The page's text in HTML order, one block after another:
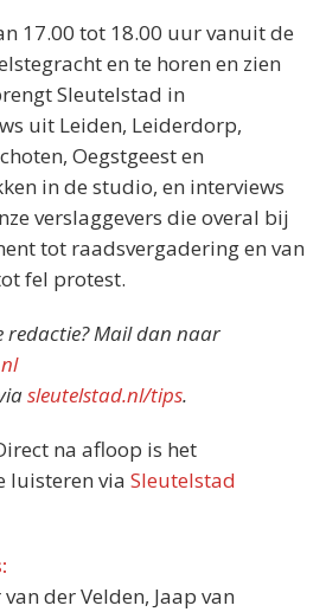
17.00 tot 18.00 uur vanuit de
en te horen en zien
Sleutelstad in
uit Leiden, Leiderdorp,
Oegstgeest en
in de studio, en interviews
verslaggevers die overal bij
tot raadsvergadering en van
fel protest.
redactie? Mail dan naar
sleutelstad.nl/tips.
na afloop is het
luisteren via Sleutelstad
der Velden, Jaap van